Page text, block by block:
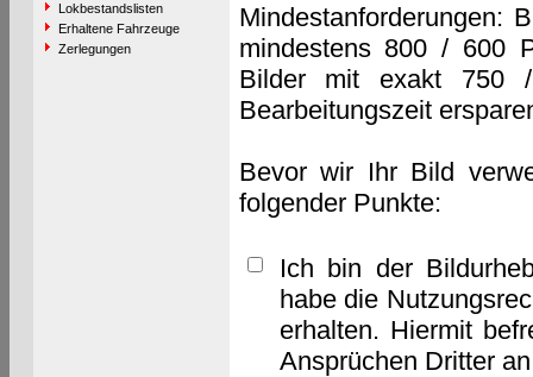
Lokbestandslisten
Erhaltene Fahrzeuge
Zerlegungen
Mindestanforderungen:
mindestens 800 / 600
Bilder mit exakt 750
Bearbeitungszeit
Bevor wir Ihr Bild
folgender Punkte:
Ich bin der
habe die
erhalten. Hiermit
Ansprüchen Dritter